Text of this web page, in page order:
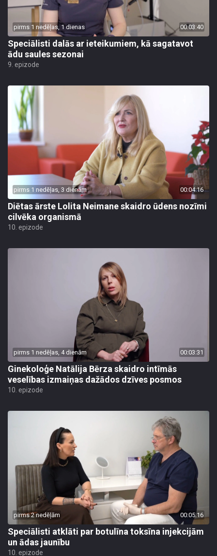
pirms 1 nedēļas, 1 dienas 00:03:40
Speciālisti dalās ar ieteikumiem, kā sagatavot
ādu saules sezonai
9. epizode
pirms 1 nedēļas, 3 dienām 00:04:16
Diētas ārste Lolita Neimane skaidro ūdens nozīmi
cilvēka organismā
10. epizode
pirms 1 nedēļas, 4 dienām 00:03:31
Ginekoloģe Natālija Bērza skaidro intīmās
veselības izmaiņas dažādos dzīves posmos
10. epizode
pirms 2 nedēļām 00:05:16
Speciālisti atklāti par botulīna toksīna injekcijām
un ādas jaunību
10. epizode